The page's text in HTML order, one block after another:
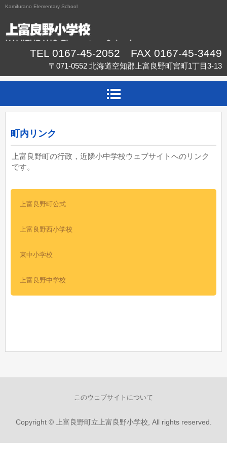
Kamifurano Elementary School
TEL 0167-45-2052 FAX 0167-45-3449
〒071-0552 北海道空知郡上富良野町宮町1丁目3-13
町内リンク
上富良野町の行政，近隣小中学校ウェブサイトへのリンク
です。
上富良野町公式
上富良野西小学校
東中小学校
上富良野中学校
このウェブサイトについて
Copyright © 上富良野町立上富良野小学校, All rights reserved.